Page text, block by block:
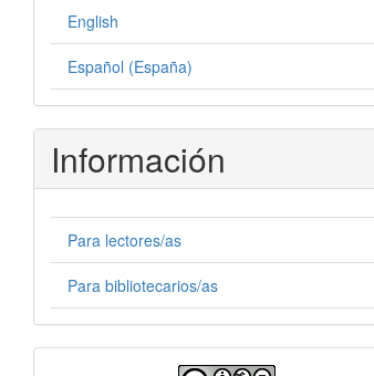
English
Español (España)
Información
Para lectores/as
Para bibliotecarios/as